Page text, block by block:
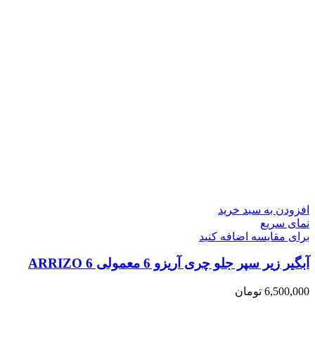
افزودن به سبد خرید
نمای سریع
برای مقایسه اضافه کنید
آبگیر زیر سپر جلو چری آریزو 6 معمولی ARRIZO 6
6,500,000 تومان